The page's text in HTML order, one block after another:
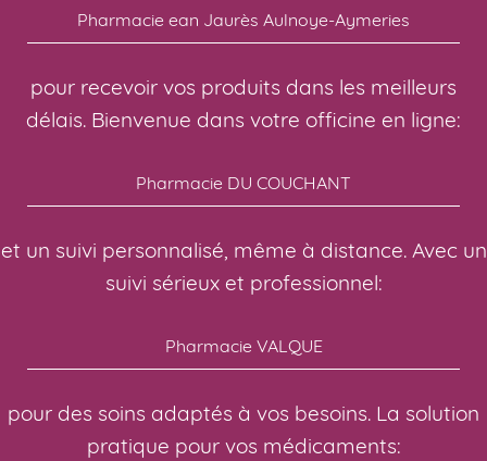
Pharmacie ean Jaurès Aulnoye-Aymeries
pour recevoir vos produits dans les meilleurs
délais. Bienvenue dans votre officine en ligne:
Pharmacie DU COUCHANT
et un suivi personnalisé, même à distance. Avec un
suivi sérieux et professionnel:
Pharmacie VALQUE
pour des soins adaptés à vos besoins. La solution
pratique pour vos médicaments: